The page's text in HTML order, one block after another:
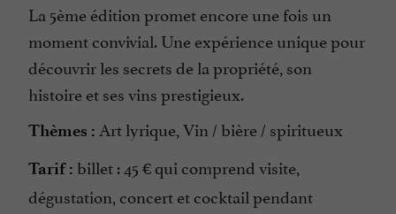
La 5ème édition promet encore une fois un
moment convivial. Une expérience unique pour
découvrir les secrets de la propriété, son
histoire et ses vins prestigieux.
Thèmes : Art lyrique, Vin / bière / spiritueux
Tarif : billet : 45 € qui comprend visite,
dégustation, concert et cocktail pendant